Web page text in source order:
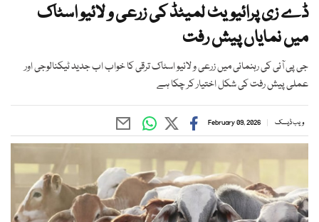
ڈے زی پرائیویٹ لمیٹڈ کی زرعی و لائیو اسٹاک
میں نمایاں پیش رفت
جی پی آئی کی رہنمائی میں زرعی و لائیو اسٹاک ترقی کا خواب اب جدید ٹیکنالوجی اور
عملی پیش رفت کی شکل اختیار کر چکا ہے
ویب ڈیسک February 09, 2026